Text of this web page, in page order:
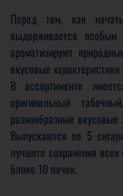
Перед тем, как
выдерживается
ароматизируют
вкусовые характеристики
В ассортименте
оригинальный
разнообразные
Выпускаются по 5
лучшего сохранения
блоке 10 пачек.